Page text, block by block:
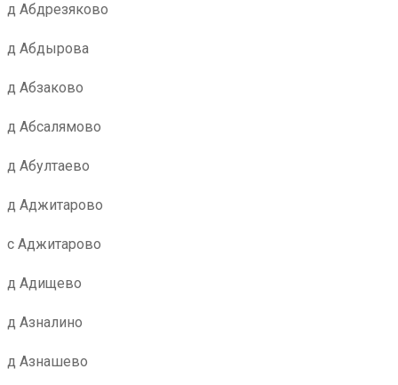
д Абдрезяково
д Абдырова
д Абзаково
д Абсалямово
д Абултаево
д Аджитарово
с Аджитарово
д Адищево
д Азналино
д Азнашево